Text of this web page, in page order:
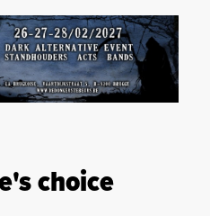
choice